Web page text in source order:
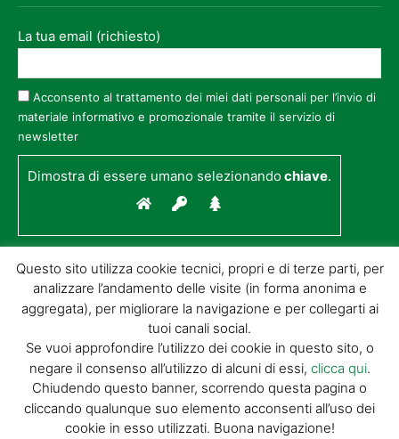
La tua email (richiesto)
Acconsento al trattamento dei miei dati personali per l’invio di
materiale informativo e promozionale tramite il servizio di
newsletter
Dimostra di essere umano selezionandochiave.
© GIORGIO TESI EDITRICE S.R.L. | P.IVA
01732650476 | VIA DI BADIA 14 – 51100 LOC.
BOTTEGONE (PISTOIA) |POWERED BY
ALLYMIND
Questo sito utilizza cookie tecnici, propri e di terze parti, per
analizzare l’andamento delle visite (in forma anonima e
aggregata), per migliorare la navigazione e per collegarti ai
tuoi canali social.
Se vuoi approfondire l’utilizzo dei cookie in questo sito, o
negare il consenso all’utilizzo di alcuni di essi, clicca qui.
Chiudendo questo banner, scorrendo questa pagina o
cliccando qualunque suo elemento acconsenti all’uso dei
cookie in esso utilizzati. Buona navigazione!